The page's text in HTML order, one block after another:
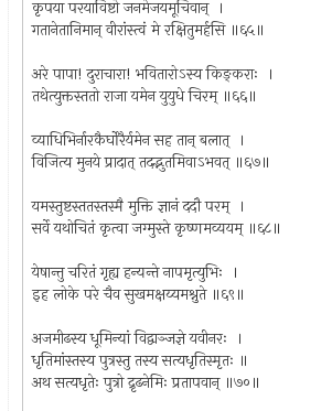
कृपया परयाविष्टो जनमेजयमूचिवान् ।
गतानेतानिमान् वीरांस्त्वं मे रक्षितुमर्हसि ॥६५॥
अरे पापा! दुराचारा! भवितारोऽस्य किङ्कराः ।
तथेत्युक्तस्ततो राजा यमेन युयुधे चिरम् ॥६६॥
व्याधिभिर्नारकैर्घोरैर्यमेन सह तान् बलात् ।
विजित्य मुनये प्रादात् तदद्भुतमिवाऽभवत् ॥६७॥
यमस्तुष्टस्ततस्तस्मै मुक्ति ज्ञानं ददौ परम् ।
सर्वे यथोचितं कृत्वा जग्मुस्ते कृष्णमव्ययम् ॥६८॥
येषान्तु चरितं गृह्य हन्यन्ते नापमृत्युभिः ।
इह लोके परे चैव सुखमक्षय्यमश्नुते ॥६९॥
अजमीढस्य धूमिन्यां विद्वाञ्जज्ञे यवीनरः ।
धृतिमांस्तस्य पुत्रस्तु तस्य सत्यधृतिस्मृतः ॥
अथ सत्यधृतेः पुत्रो द्रृढनेमिः प्रतापवान् ॥७०॥